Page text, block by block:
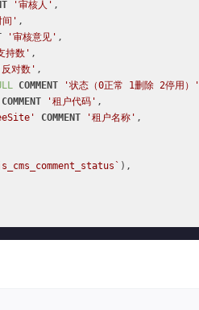
'审核人' ,
间' ,
'审核意见' ,
持数' ,
对数' ,
COMMENT '状态（0正常 1删除 2停用）'
COMMENT '租户代码' ,
COMMENT '租户名称' ,
),